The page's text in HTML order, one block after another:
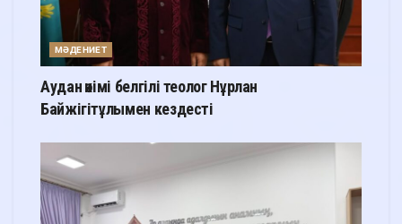
МӘДЕНИЕТ
Аудан әкімі белгілі теолог Нұрлан
Байжігітұлымен кездесті